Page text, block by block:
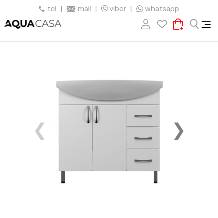
tel | mail | viber | whatsapp